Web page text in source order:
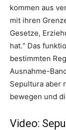
kommen aus
mit ihren
Gesetze,
hat.“ Das
bestimmten
Ausnahme-
Sepultura aber
bewegen und
Video: